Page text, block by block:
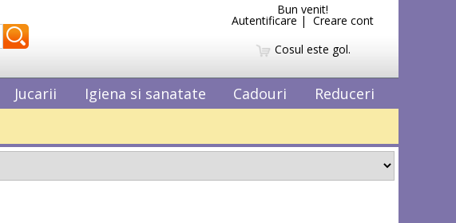
Bun venit!
Autentificare | Creare cont
Cosul este gol.
Jucarii Igiena si sanatate Cadouri
Reduceri